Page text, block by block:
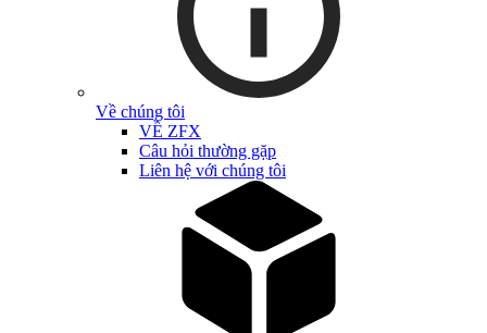
Về chúng tôi
VỀ ZFX
Câu hỏi thường gặp
Liên hệ với chúng tôi